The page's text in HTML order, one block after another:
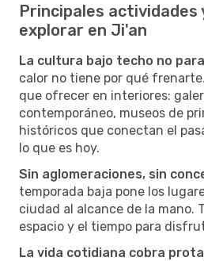
Principales actividades
explorar en Ji'an
La cultura bajo techo no
calor no tiene por qué
que ofrecer en interiores:
contemporáneo, museos de
históricos que conectan el
lo que es hoy.
Sin aglomeraciones, sin
temporada baja pone los
ciudad al alcance de la mano.
espacio y el tiempo para
La vida cotidiana cobra